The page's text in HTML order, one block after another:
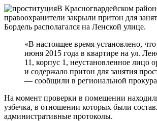
В Красногвардейском
правоохранители закрыли притон для
Бордель располагался на Ленской улице.
«В настоящее время установлено,
июня 2015 года в квартире на ул.
11, корпус 1, неустановленное лицо
и содержало притон для занятия
— сообщили в региональной
На момент проверки в помещении
узбечка, в отношении которых были
административные протоколы.